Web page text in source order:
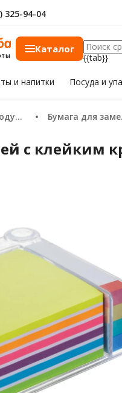
325-94-04
Каталог
{{tab}}
и напитки Посуда и
Бумага для заметок
с клейким